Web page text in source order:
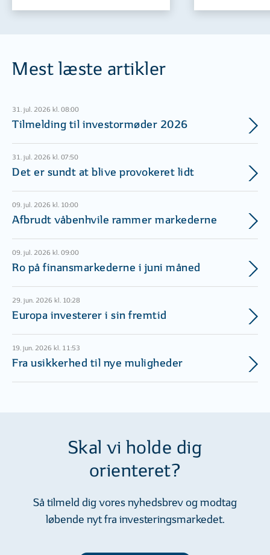
Mest læste artikler
31. jul. 2026 kl. 08:00
Tilmelding til investormøder 2026
31. jul. 2026 kl. 07:50
Det er sundt at blive provokeret lidt
09. jul. 2026 kl. 10:00
Afbrudt våbenhvile rammer markederne
09. jul. 2026 kl. 09:00
Ro på finansmarkederne i juni måned
29. jun. 2026 kl. 10:28
Europa investerer i sin fremtid
19. jun. 2026 kl. 11:53
Fra usikkerhed til nye muligheder
Skal vi holde dig
orienteret?
Så tilmeld dig vores nyhedsbrev og modtag
løbende nyt fra investeringsmarkedet.